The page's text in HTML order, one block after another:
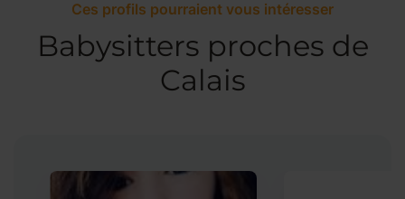
Ces profils pourraient vous intéresser
Babysitters proches de
Calais